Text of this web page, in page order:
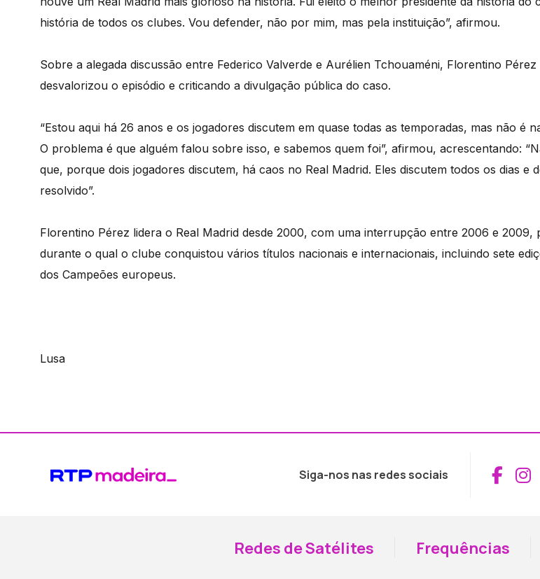
história de todos os clubes. Vou defender, não por mim, mas pela instituição”, afirmou.
Sobre a alegada discussão entre Federico Valverde e Aurélien Tchouaméni, Florentino Pérez
desvalorizou o episódio e criticando a divulgação pública do caso.
“Estou aqui há 26 anos e os jogadores discutem em quase todas as temporadas, mas não é
O problema é que alguém falou sobre isso, e sabemos quem foi”, afirmou, acrescentando:
que, porque dois jogadores discutem, há caos no Real Madrid. Eles discutem todos os dias e
resolvido”.
Florentino Pérez lidera o Real Madrid desde 2000, com uma interrupção entre 2006 e 2009,
durante o qual o clube conquistou vários títulos nacionais e internacionais, incluindo sete
dos Campeões europeus.
Lusa
Siga-nos nas redes sociais
Redes de Satélites Frequências